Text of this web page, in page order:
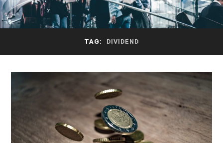
TAG: DIVIDEND